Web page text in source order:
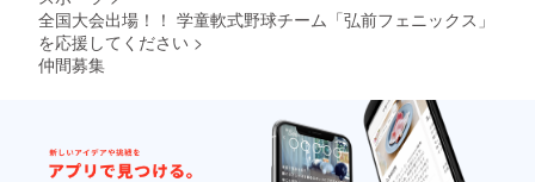
全国大会出場！！ 学童軟式野球チーム「弘前フェニックス」
を応援してください >
仲間募集